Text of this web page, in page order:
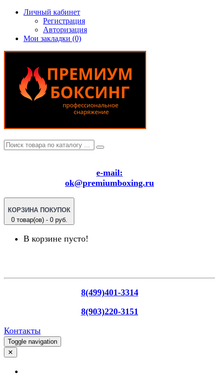
Личный кабинет
Регистрация
Авторизация
Мои закладки (0)
e-mail:
ok@premiumboxing.ru
КОРЗИНА ПОКУПОК
0 товар(ов) - 0 руб.
В корзине пусто!
8(499)401-3314
8(903)220-3151
Контакты
Toggle navigation
✕